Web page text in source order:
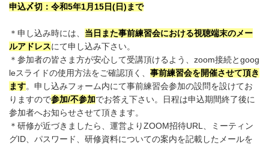
申込〆切：令和5年1月 15日(日) まで
＊申し込み時には、 当日また事前練習会における視聴端末のメー
ルアドレスにて申し込み下さい。
＊参加者の皆さま方が安心して受講頂けるよう、zoom接続とgoog
leスライドの使用方法をご確認頂く、 事前練習会を開催させて頂き
ます。申し込みフォーム内にて事前練習会参加の設問を設けてお
りますので参加/不参加でお答え下さい。日程は申込期間終了後に
参加者へお知らせさせて頂きます。
＊研修が近づきましたら、運営よりZOOM招待URL、ミーティン
グID、パスワード、研修資料についての案内を記載したメールを